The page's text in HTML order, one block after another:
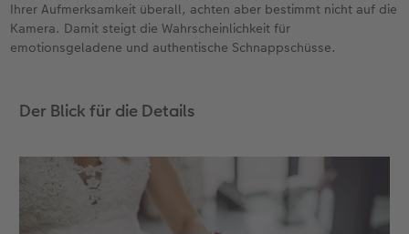
Ihrer Aufmerksamkeit überall, achten aber bestimmt nicht auf die
Kamera. Damit steigt die Wahrscheinlichkeit für
emotionsgeladene und authentische Schnappschüsse.
Der Blick für die Details